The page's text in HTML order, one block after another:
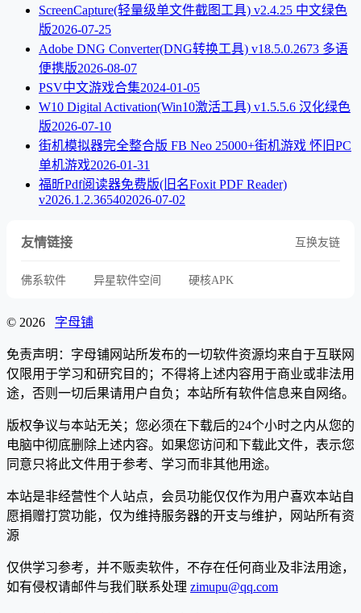
ScreenCapture(轻量级单文件截图工具) v2.4.25 中文绿色
版2026-07-25
Adobe DNG Converter(DNG转换工具) v18.5.0.2673 多语
便携版2026-08-07
PSV中文游戏合集2024-01-05
W10 Digital Activation(Win10激活工具) v1.5.5.6 汉化绿色
版2026-07-10
街机模拟器完全整合版 FB Neo 25000+街机游戏 怀旧PC
单机游戏2026-01-31
福昕Pdf阅读器免费版(旧名Foxit PDF Reader)
v2026.1.2.365402026-07-02
友情链接 互换友链
佛系软件 异星软件空间 硬核APK
© 2026 字母铺
免责声明：字母铺网站所发布的一切软件资源均来自于互联网
仅限用于学习和研究目的；不得将上述内容用于商业或非法用
途，否则一切后果请用户自负；本站所有软件信息来自网络。
版权争议与本站无关；您必须在下载后的24个小时之内从您的
电脑中彻底删除上述内容。如果您访问和下载此文件，表示您
同意只将此文件用于参考、学习而非其他用途。
本站是非经营性个人站点，会员功能仅仅作为用户喜欢本站自
愿捐赠打赏功能，仅为维持服务器的开支与维护，网站所有资
源
仅供学习参考，并不贩卖软件，不存在任何商业及非法用途，
如有侵权请邮件与我们联系处理 zimupu@qq.com